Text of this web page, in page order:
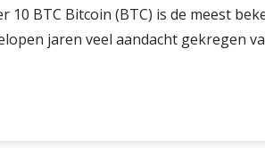
10 BTC Bitcoin (BTC) is de meest
jaren veel aandacht gekregen